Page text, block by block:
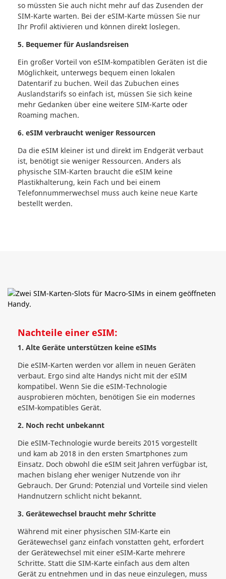
so müssten Sie auch nicht mehr auf das Zusenden der
SIM-Karte warten. Bei der eSIM-Karte müssen Sie nur
Ihr Profil aktivieren und können direkt loslegen.
5. Bequemer für Auslandsreisen
Ein großer Vorteil von eSIM-kompatiblen Geräten ist die
Möglichkeit, unterwegs bequem einen lokalen
Datentarif zu buchen. Weil das Zubuchen eines
Auslandstarifs so einfach ist, müssen Sie sich keine
mehr Gedanken über eine weitere SIM-Karte oder
Roaming machen.
6. eSIM verbraucht weniger Ressourcen
Da die eSIM kleiner ist und direkt im Endgerät verbaut
ist, benötigt sie weniger Ressourcen. Anders als
physische SIM-Karten braucht die eSIM keine
Plastikhalterung, kein Fach und bei einem
Telefonnummerwechsel muss auch keine neue Karte
bestellt werden.
Nachteile einer eSIM:
1. Alte Geräte unterstützen keine eSIMs
Die eSIM-Karten werden vor allem in neuen Geräten
verbaut. Ergo sind alte Handys nicht mit der eSIM
kompatibel. Wenn Sie die eSIM-Technologie
ausprobieren möchten, benötigen Sie ein modernes
eSIM-kompatibles Gerät.
2. Noch recht unbekannt
Die eSIM-Technologie wurde bereits 2015 vorgestellt
und kam ab 2018 in den ersten Smartphones zum
Einsatz. Doch obwohl die eSIM seit Jahren verfügbar ist,
machen bislang eher weniger Nutzende von ihr
Gebrauch. Der Grund: Potenzial und Vorteile sind vielen
Handnutzern schlicht nicht bekannt.
3. Gerätewechsel braucht mehr Schritte
Während mit einer physischen SIM-Karte ein
Gerätewechsel ganz einfach vonstatten geht, erfordert
der Gerätewechsel mit einer eSIM-Karte mehrere
Schritte. Statt die SIM-Karte einfach aus dem alten
Gerät zu entnehmen und in das neue einzulegen, muss